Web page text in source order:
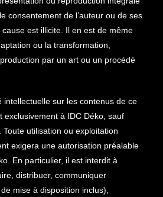
consentement de l’auteur ou de ses
est illicite. Il en est de même
ou la transformation,
par un art ou un procédé
intellectuelle sur les contenus de ce
exclusivement à IDC Déko, sauf
utilisation ou exploitation
exigera une autorisation préalable
En particulier, il est interdit à
distribuer, communiquer
mise à disposition inclus),